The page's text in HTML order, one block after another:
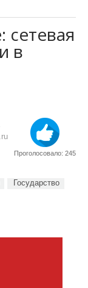
в
Проголосовало: 245
Государство